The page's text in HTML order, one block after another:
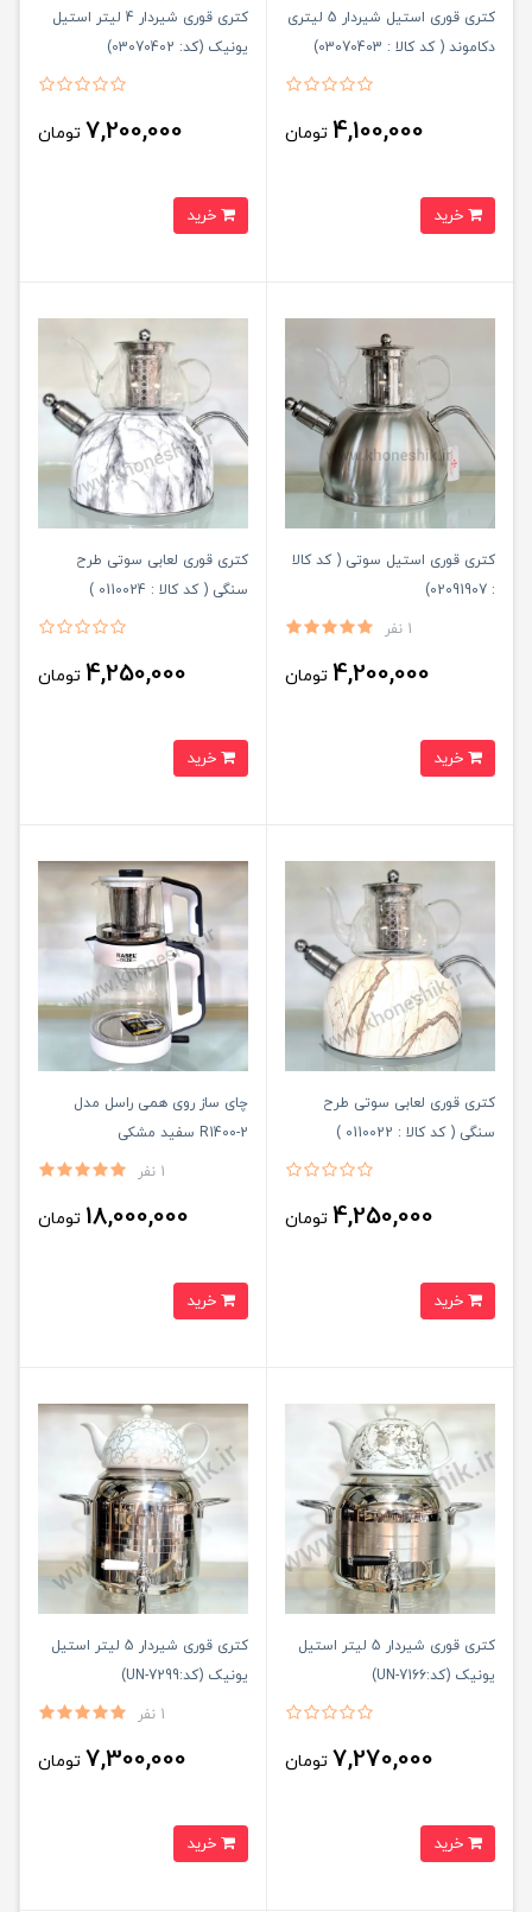
کتری قوری استیل شیردار 5 لیتری
دکاموند ( کد کالا : 03070403)
4,100,000 تومان
کتری قوری شیردار 4 لیتر استیل
یونیک (کد: 03070402)
7,200,000 تومان
کتری قوری استیل سوتی ( کد کالا
: 02091907)
1 نفر
4,200,000 تومان
کتری قوری لعابی سوتی طرح
سنگی ( کد کالا : 0110024 )
4,250,000 تومان
کتری قوری لعابی سوتی طرح
سنگی ( کد کالا : 0110022 )
4,250,000 تومان
چای ساز روی همی راسل مدل
R1400-2 سفید مشکی
1 نفر
18,000,000 تومان
کتری قوری شیردار 5 لیتر استیل
یونیک (کد:UN-7166)
7,270,000 تومان
کتری قوری شیردار 5 لیتر استیل
یونیک (کد:UN-7299)
1 نفر
7,300,000 تومان